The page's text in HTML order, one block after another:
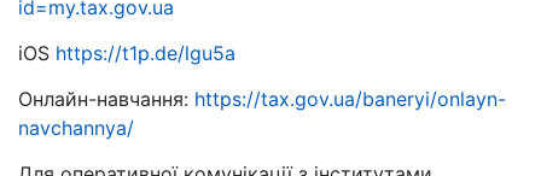
id=my.tax.gov.ua
iOS https://t1p.de/lgu5a
Онлайн-навчання: https://tax.gov.ua/baneryi/onlayn-
navchannya/